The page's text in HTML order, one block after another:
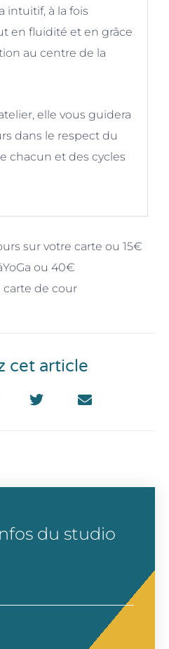
intuitif, à la fois
en fluidité et en grâce
au centre de la
elle vous guidera
dans le respect du
chacun et des cycles
sur votre carte ou 15€
ou 40€
de cour
cet article
du studio